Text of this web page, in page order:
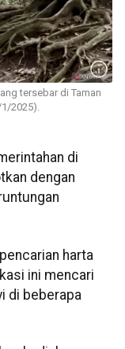
tersebar di Taman
2025).
di
dengan
harta
ini mencari
di beberapa